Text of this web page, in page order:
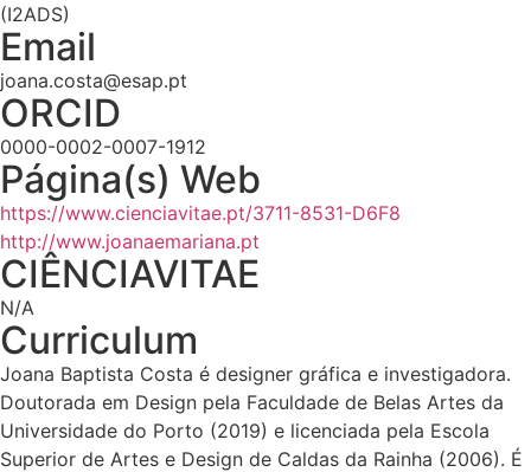
(I2ADS)
Email
joana.costa@esap.pt
ORCID
0000-0002-0007-1912
Página(s) Web
https://www.cienciavitae.pt/3711-8531-D6F8
http://www.joanaemariana.pt
CIÊNCIAVITAE
N/A
Curriculum
Joana Baptista Costa é designer gráfica e investigadora.
Doutorada em Design pela Faculdade de Belas Artes da
Universidade do Porto (2019) e licenciada pela Escola
Superior de Artes e Design de Caldas da Rainha (2006). É